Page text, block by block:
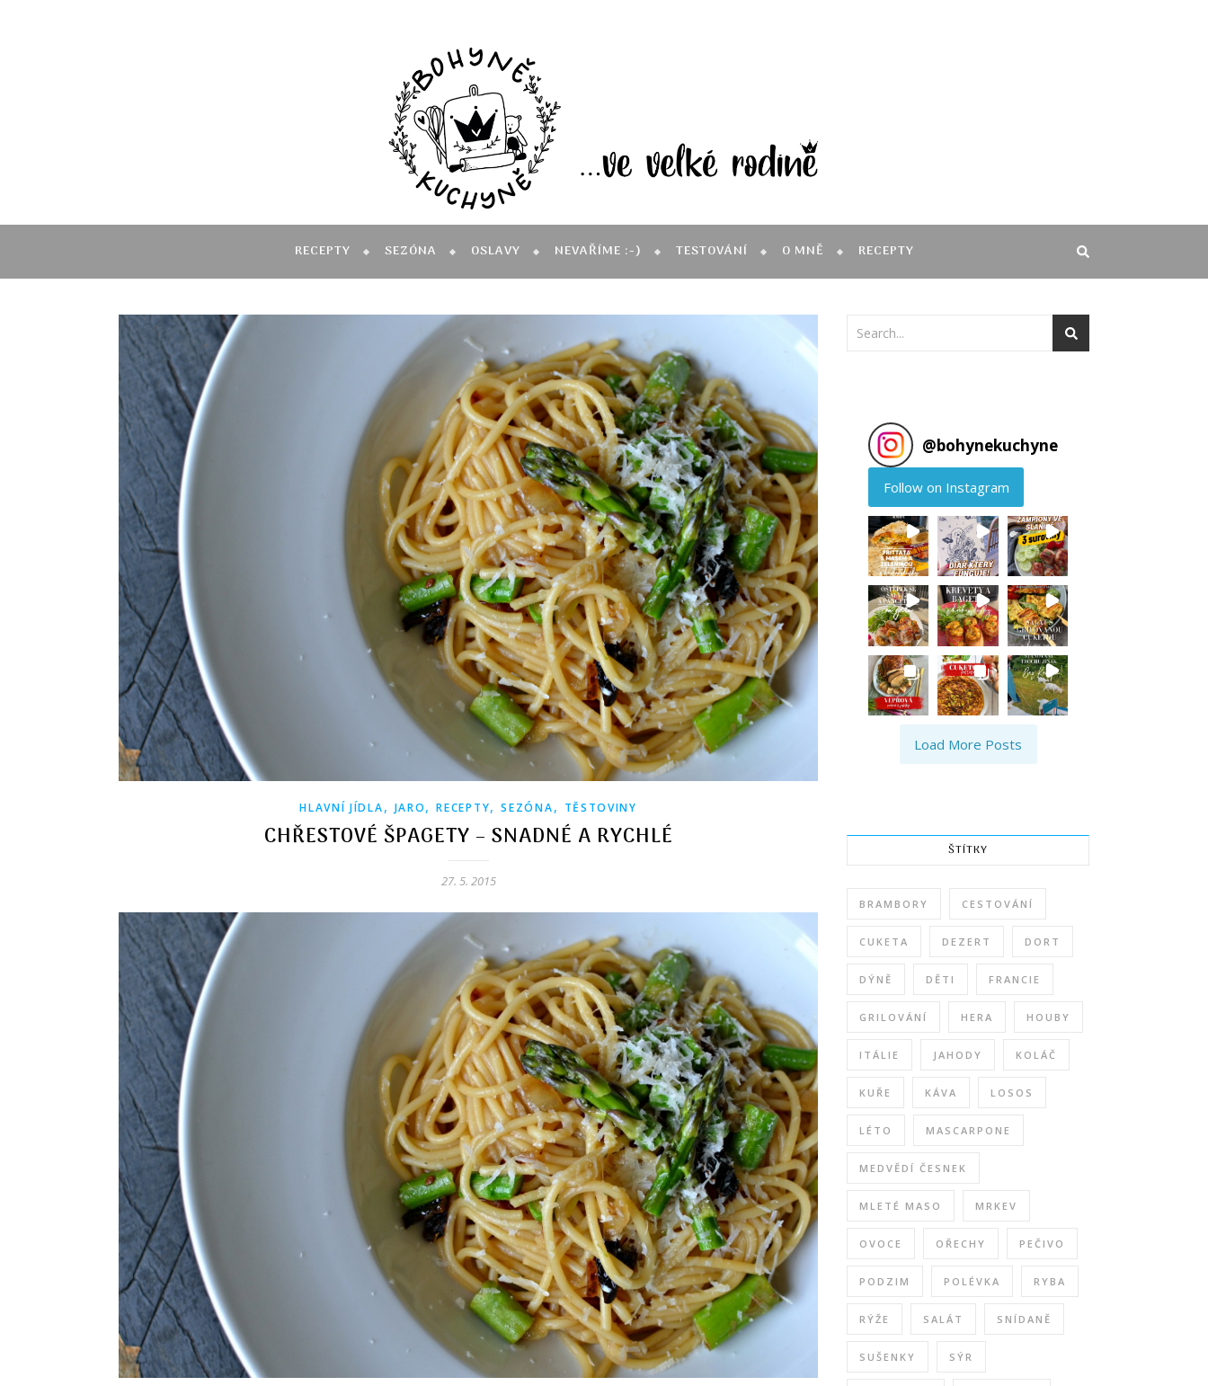
RECEPTY SEZÓNA OSLAVY NEVAŘÍME :-) TESTOVÁNÍ O MNĚ RECEPTY
HLAVNÍ JÍDLA, JARO,RECEPTY,SEZÓNA, TĚSTOVINY
CHŘESTOVÉ ŠPAGETY – SNADNÉ A RYCHLÉ
27. 5. 2015
@bohynekuchyne
Follow on Instagram
Load More Posts
ŠTÍTKY
BRAMBORY CESTOVÁNÍ
CUKETA DEZERT DORT
DÝNĚ DĚTI FRANCIE
GRILOVÁNÍ HERA HOUBY
ITÁLIE JAHODY KOLÁČ
KUŘE KÁVA LOSOS
LÉTO MASCARPONE
MEDVĚDÍ ČESNEK
MLETÉ MASO MRKEV
OVOCE OŘECHY PEČIVO
PODZIM POLÉVKA RYBA
RÝŽE SALÁT SNÍDANĚ
SUŠENKY SÝR